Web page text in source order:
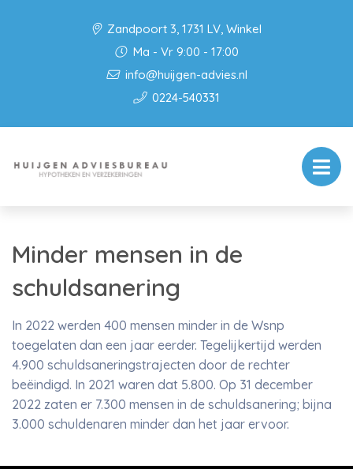
Zandpoort 3, 1731 LV, Winkel
Ma - Vr 9:00 - 17:00
info@huijgen-advies.nl
0224-540331
Minder mensen in de
schuldsanering
In 2022 werden 400 mensen minder in de Wsnp
toegelaten dan een jaar eerder. Tegelijkertijd werden
4.900 schuldsaneringstrajecten door de rechter
beëindigd. In 2021 waren dat 5.800. Op 31 december
2022 zaten er 7.300 mensen in de schuldsanering; bijna
3.000 schuldenaren minder dan het jaar ervoor.